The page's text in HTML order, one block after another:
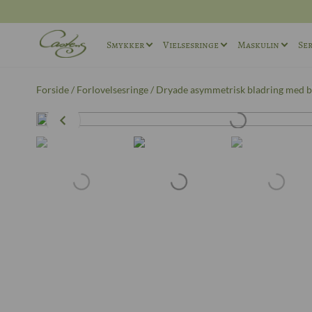
Smykker
Halskæder
Vielsesringe
Maskuline Vielsesringe
Maskulin
Maskuline
Forside/ Forlovelsesringe/ Dryade asymmetrisk bladring med